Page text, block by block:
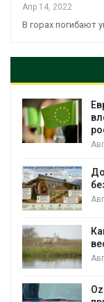
Апр 14, 2022
В горах погибают
увеличить
на фоне
обходиться
без отопления
олени набирают
помощи для